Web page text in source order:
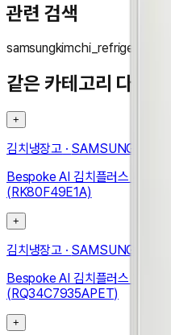
관련 검색
samsungkimchi_refrigerator
같은 카테고리 다른 기
+
김치냉장고 · SAMSUNG
Bespoke AI 김치플러스 4도어
(RK80F49E1A)
+
김치냉장고 · SAMSUNG
Bespoke AI 김치플러스 1도어
(RQ34C7935APET)
+